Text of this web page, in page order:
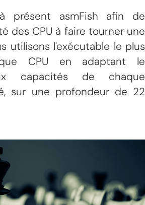
présent asmFish afin de
des CPU à faire tourner une
utilisons l'exécutable le plus
CPU en adaptant le
capacités de chaque
sur une profondeur de 22